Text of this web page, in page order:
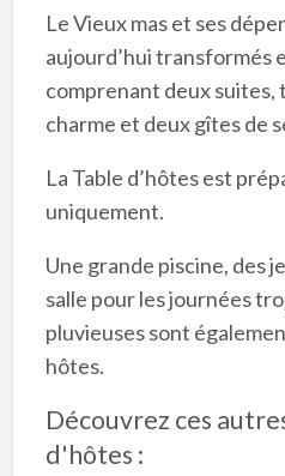
Le Vieux mas et ses
aujourd’hui transformés
comprenant deux suites,
charme et deux gîtes de
La Table d’hôtes est
uniquement.
Une grande piscine, des
salle pour les journées
pluvieuses sont
hôtes.
Découvrez ces
d'hôtes :